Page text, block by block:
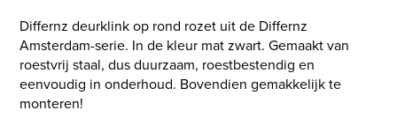
Differnz deurklink op rond rozet uit de Differnz
Amsterdam-serie. In de kleur mat zwart. Gemaakt van
roestvrij staal, dus duurzaam, roestbestendig en
eenvoudig in onderhoud. Bovendien gemakkelijk te
monteren!